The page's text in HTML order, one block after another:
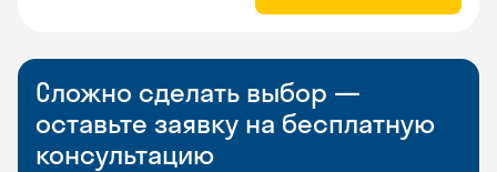
Сложно сделать выбор —
оставьте заявку на бесплатную
консультацию